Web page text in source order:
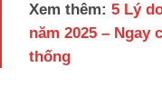
Xem thêm: 5 Lý
năm 2025 –
thống